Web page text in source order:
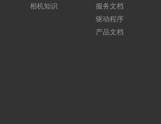
相机知识
服务文档
驱动程序
产品文档